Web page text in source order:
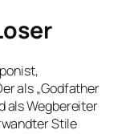
als „Godfather
als Wegbereiter
Stile